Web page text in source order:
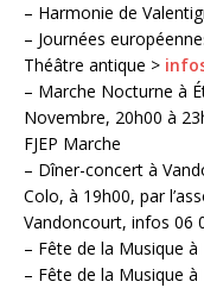
– Harmonie de
– Journées
Théâtre antique >
– Marche Nocturne à
Novembre, 20h00 à
FJEP Marche
– Dîner-concert à
Colo, à 19h00, par
Vandoncourt, infos 06
– Fête de la Musique
– Fête de la Musique